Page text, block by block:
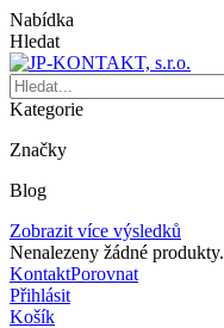
Nabídka
Hledat
Kategorie
Značky
Blog
Zobrazit více výsledků
Nenalezeny žádné produkty.
KontaktPorovnat
Přihlásit
Košík